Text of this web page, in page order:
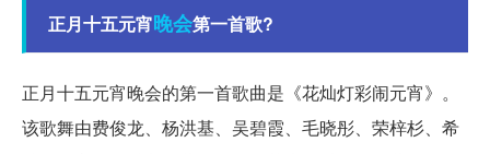
正月十五元宵晚会第一首歌?
正月十五元宵晚会的第一首歌曲是《花灿灯彩闹元宵》。
该歌舞由费俊龙、杨洪基、吴碧霞、毛晓彤、荣梓杉、希